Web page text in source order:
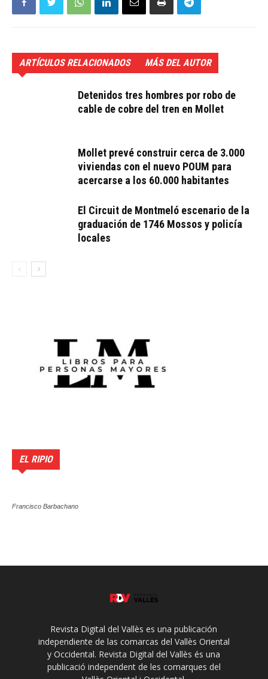
ARTÍCULOS RELACIONADOS MÁS DEL AUTOR
Detenidos tres hombres por robo de
cable de cobre del tren en Mollet
Mollet prevé construir cerca de 3.000
viviendas con el nuevo POUM para
acercarse a los 60.000 habitantes
El Circuit de Montmeló escenario de la
graduación de 1746 Mossos y policía
locales
EL RIPIO
Francisco Barbachano
Revista Digital del Vallès es una publicación
independiente de las comarcas del Vallès Oriental
y Occidental. Revista Digital del Vallès és una
publicació independent de les comarques del